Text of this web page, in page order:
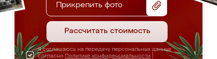
Прикрепить фото
Рассчитать стоимость
Я соглашаюсь на передачу персональных данных
согласно Политике конфиденциальности